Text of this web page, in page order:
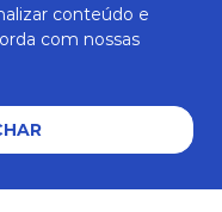
conteúdo e
com nossas